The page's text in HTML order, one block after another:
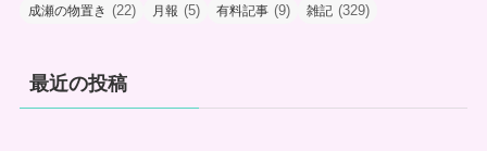
成瀬の物置き (22) 月報 (5) 有料記事 (9) 雑記 (329)
最近の投稿